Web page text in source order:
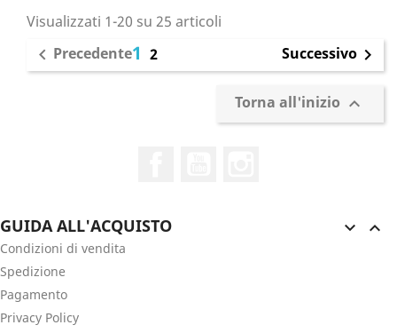
Visualizzati 1-20 su 25 articoli
 Precedente1 2 Successivo 
Torna all'inizio 
GUIDA ALL'ACQUISTO  
Condizioni di vendita
Spedizione
Pagamento
Privacy Policy